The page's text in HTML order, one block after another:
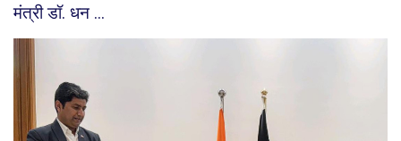
मंत्री डॉ. धन ...